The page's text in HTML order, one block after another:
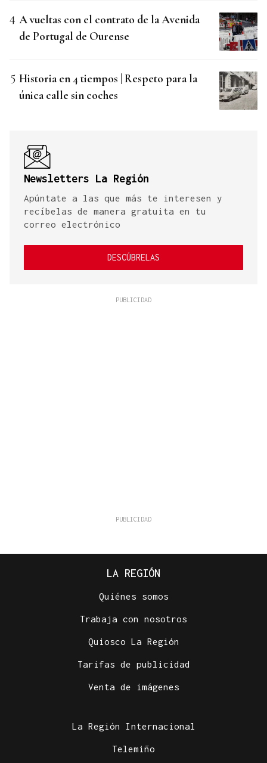
A vueltas con el contrato de la Avenida
de Portugal de Ourense
Historia en 4 tiempos | Respeto para la
única calle sin coches
Newsletters La Región
Apúntate a las que más te interesen y
recíbelas de manera gratuita en tu
correo electrónico
DESCÚBRELAS
LA REGIÓN
Quiénes somos
Trabaja con nosotros
Quiosco La Región
Tarifas de publicidad
Venta de imágenes
La Región Internacional
Telemiño